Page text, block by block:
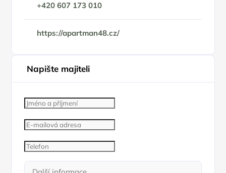
+420 607 173 010
https://apartman48.cz/
Napište majiteli